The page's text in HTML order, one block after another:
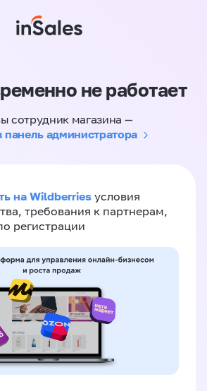
не работает
сотрудник магазина —
панель администратора
на Wildberries условия
требования к партнерам,
регистрации